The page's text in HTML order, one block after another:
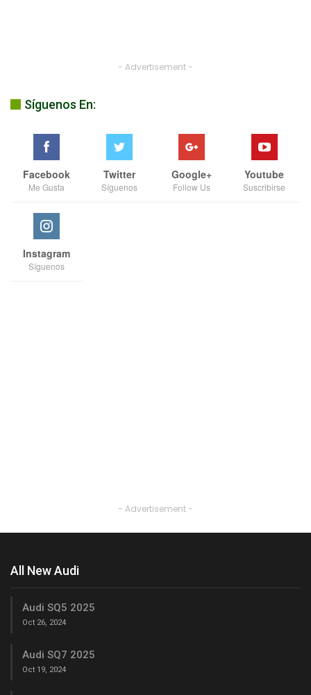
- Advertisement -
Síguenos En:
Facebook
Me Gusta
Twitter
Síguenos
Google+
Follow Us
Youtube
Suscribirse
Instagram
Síguenos
- Advertisement -
All New Audi
Audi SQ5 2025
Oct 26, 2024
Audi SQ7 2025
Oct 19, 2024